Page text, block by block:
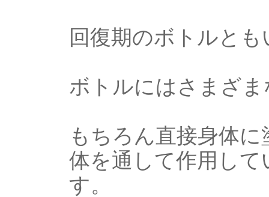
回復期のボトルと
ボトルにはさまざ
もちろん直接身体
体を通して作用し
す。